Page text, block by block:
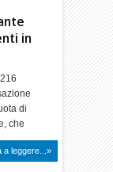
in
di
che
a leggere...»